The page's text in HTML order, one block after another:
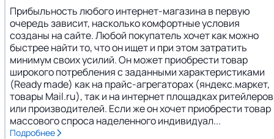
Прибыльность любого интернет-магазина в первую
очередь зависит, насколько комфортные условия
созданы на сайте. Любой покупатель хочет как можно
быстрее найти то, что он ищет и при этом затратить
минимум своих усилий. Он может приобрести товар
широкого потребления с заданными характеристиками
(Ready made) как на прайс-агрегаторах (яндекс.маркет,
товары Mail.ru), так и на интернет площадках ритейлеров
или производителей. Если же он хочет приобрести товар
массового спроса наделенного индивидуал...
Подробнее